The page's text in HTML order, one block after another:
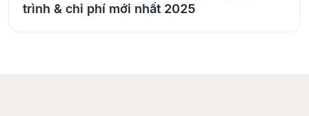
trình & chi phí mới nhất 2025